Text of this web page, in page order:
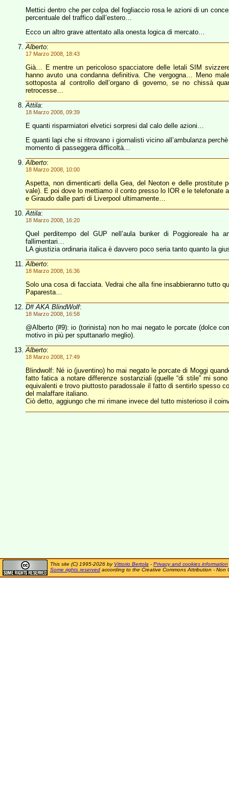
Mettici dentro che per colpa del fogliaccio rosa le azioni di un
percentuale del traffico dall’estero…
Ecco un altro grave attentato alla onesta logica di mercato…
Alberto:
17 Marzo 2008, 18:43
Già… E mentre un pericoloso spacciatore delle letali SIM
hanno avuto una condanna definitiva. Che vergogna… Meno
sottoposta al controllo dell’organo di governo, se no chissà
retrocesse…
Attila:
18 Marzo 2008, 09:39
E quanti risparmiatori elvetici sorpresi dal calo delle azioni…
E quanti lapi che si ritrovano i giornalisti vicino all’ambulanza
momento di passeggera difficoltà…
Alberto:
18 Marzo 2008, 10:00
Aspetta, non dimenticarti della Gea, del Neoton e delle prostitute
vale). E poi dove lo mettiamo il conto presso lo IOR e le telefonate
e Giraudo dalle parti di Liverpool ultimamente…
Attila:
18 Marzo 2008, 16:20
Quel perditempo del GUP nell’aula bunker di Poggioreale
fallimentari…
LA giustizia ordinaria italica è davvero poco seria tanto quanto la
Alberto:
18 Marzo 2008, 16:36
Solo una cosa di facciata. Vedrai che alla fine insabbieranno tutto
Paparesta…
D# AKA BlindWolf:
18 Marzo 2008, 16:58
@Alberto (#9): io (torinista) non ho mai negato le porcate (dolce
motivo in più per sputtanarlo meglio).
Alberto:
18 Marzo 2008, 17:49
Blindwolf: Né io (juventino) ho mai negato le porcate di Moggi
fatto fatica a notare differenze sostanziali (quelle “di stile” mi
equivalenti e trovo piuttosto paradossale il fatto di sentirlo spesso
del malaffare italiano.
Ciò detto, aggiungo che mi rimane invece del tutto misterioso il
This site (C) 1995-2026 by Vittorio Bertola - Privacy and cookies information
Some rights reserved according to the Creative Commons Attribution - Non